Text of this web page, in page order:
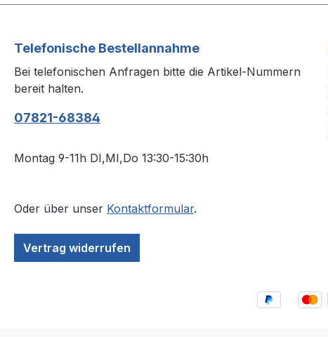
Telefonische Bestellannahme
Bei telefonischen Anfragen bitte die Artikel-Nummern
bereit halten.
07821-68384
Montag 9-11h DI,MI,Do 13:30-15:30h
Oder über unser Kontaktformular.
Vertrag widerrufen